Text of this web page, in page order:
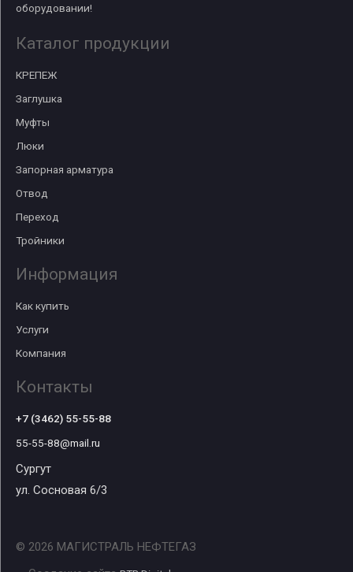
оборудовании!
Каталог продукции
КРЕПЕЖ
Заглушка
Муфты
Люки
Запорная арматура
Отвод
Переход
Тройники
Информация
Как купить
Услуги
Компания
Контакты
+7 (3462) 55-55-88
55-55-88@mail.ru
Сургут
ул. Сосновая 6/3
© 2026 МАГИСТРАЛЬ НЕФТЕГАЗ